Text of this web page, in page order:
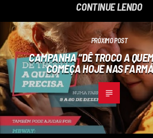
CONTINUE LENDO
PRÓXIMO POST
CAMPANHA “DÊ TROCO A
COMEÇA HOJE NAS